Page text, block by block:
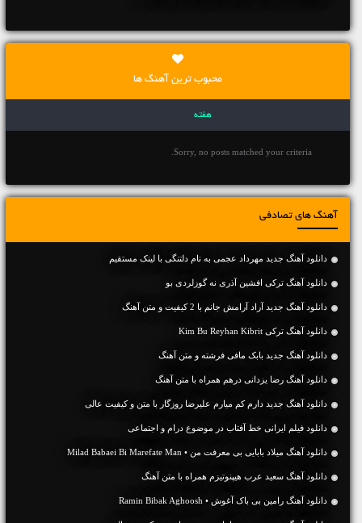
محبوب ترین آهنگ ها
هفته
Sorry, no posts matched your criteria.
آهنگ های تصادفی
دانلود آهنگ جديد مهرداد عجمی به نام دلتنگی با لینک مستقیم
دانلود آهنگ ترکی افشین آذری نه گوزلردی بو
دانلود آهنگ جديد آراد آرامش جانم با 2 کیفیت و متن آهنگ
دانلود آهنگ ترکی Kim Bu Reyhan Kibrit
دانلود آهنگ جديد بابک مافی فرشته و متن آهنگ
دانلود آهنگ رضا یزدانی درهم همراه با متن آهنگ
دانلود آهنگ جديد دارم کم میارم علیرضا روزگار با متن و کیفیت عالی
دانلود فیلم ایرانی خط آفتاب در موضوع درام و اجتماعی
دانلود آهنگ میلاد بابایی بی معرفت من • Milad Babaei Bi Marefate Man
دانلود آهنگ سعید عرب هیپنوتیزم همراه با متن آهنگ
دانلود آهنگ رامین بی باک آغوش • Ramin Bibak Aghoosh